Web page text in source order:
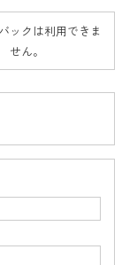
ックは利用できま
せん。